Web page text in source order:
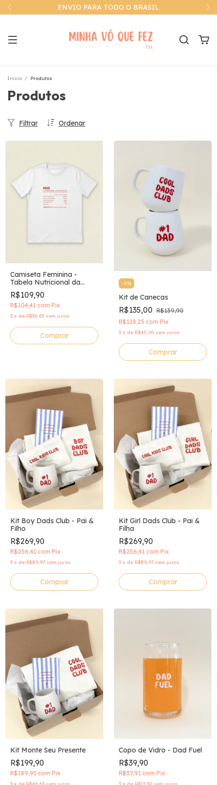
ENVIO PARA TODO O BRASIL
Início / Produtos
Produtos
Ordenar
Filtrar
Camiseta Feminina -
Tabela Nutricional da
Vovó
R$109,90
R$104,41 com Pix
3 x de R$36,63 sem juros
Comprar
-4%
Kit de Canecas
R$135,00 R$139,90
R$128,25 com Pix
3 x de R$45,00 sem juros
Kit Boy Dads Club - Pai &
Filho
R$269,90
R$256,41 com Pix
3 x de R$89,97 sem juros
Comprar
Kit Girl Dads Club - Pai &
Filha
R$269,90
R$256,41 com Pix
3 x de R$89,97 sem juros
Comprar
Kit Monte Seu Presente
R$199,90
R$189,91 com Pix
Copo de Vidro - Dad Fuel
R$39,90
R$37,91 com Pix